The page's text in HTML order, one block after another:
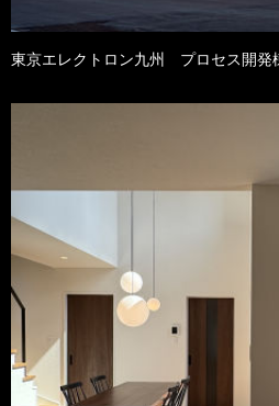
東京エレクトロン九州 プロセス開発